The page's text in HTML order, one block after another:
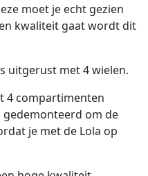
moet je echt gezien
kwaliteit gaat wordt dit
uitgerust met 4 wielen.
4 compartimenten
om de
je met de Lola op